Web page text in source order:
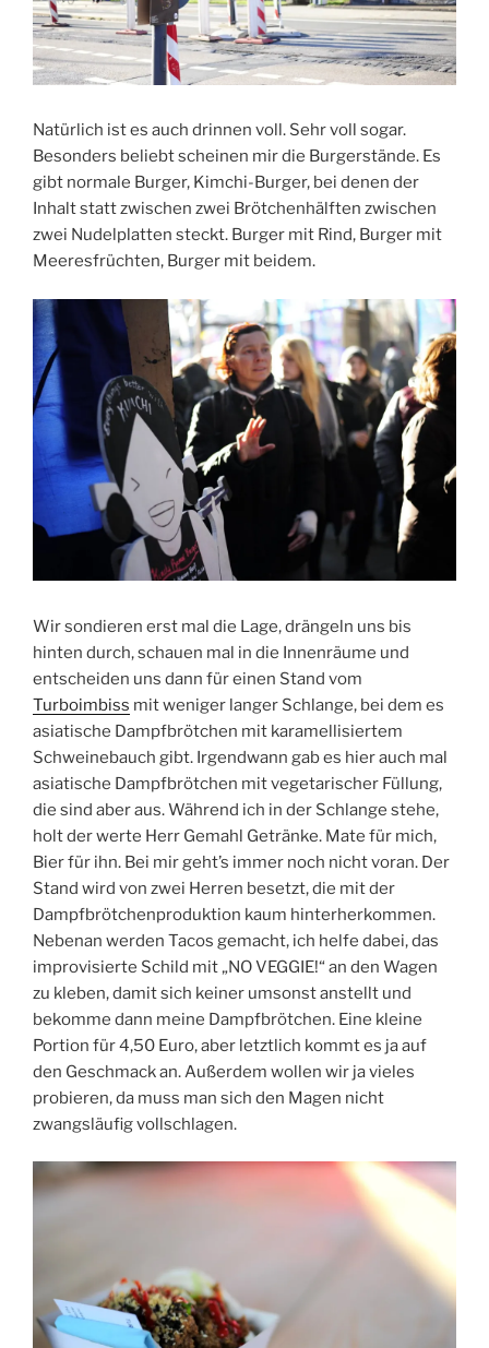
Natürlich ist es auch drinnen voll. Sehr voll sogar.
Besonders beliebt scheinen mir die Burgerstände. Es
gibt normale Burger, Kimchi-Burger, bei denen der
Inhalt statt zwischen zwei Brötchenhälften zwischen
zwei Nudelplatten steckt. Burger mit Rind, Burger mit
Meeresfrüchten, Burger mit beidem.
Wir sondieren erst mal die Lage, drängeln uns bis
hinten durch, schauen mal in die Innenräume und
entscheiden uns dann für einen Stand vom
Turboimbiss mit weniger langer Schlange, bei dem es
asiatische Dampfbrötchen mit karamellisiertem
Schweinebauch gibt. Irgendwann gab es hier auch mal
asiatische Dampfbrötchen mit vegetarischer Füllung,
die sind aber aus. Während ich in der Schlange stehe,
holt der werte Herr Gemahl Getränke. Mate für mich,
Bier für ihn. Bei mir geht’s immer noch nicht voran. Der
Stand wird von zwei Herren besetzt, die mit der
Dampfbrötchenproduktion kaum hinterherkommen.
Nebenan werden Tacos gemacht, ich helfe dabei, das
improvisierte Schild mit „NO VEGGIE!“ an den Wagen
zu kleben, damit sich keiner umsonst anstellt und
bekomme dann meine Dampfbrötchen. Eine kleine
Portion für 4,50 Euro, aber letztlich kommt es ja auf
den Geschmack an. Außerdem wollen wir ja vieles
probieren, da muss man sich den Magen nicht
zwangsläufig vollschlagen.